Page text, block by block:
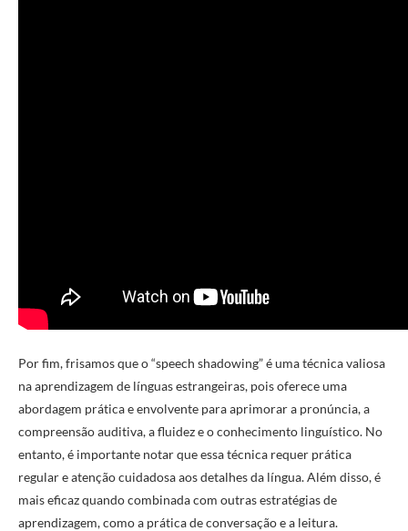
Por fim, frisamos que o “speech shadowing” é uma técnica valiosa
na aprendizagem de línguas estrangeiras, pois oferece uma
abordagem prática e envolvente para aprimorar a pronúncia, a
compreensão auditiva, a fluidez e o conhecimento linguístico. No
entanto, é importante notar que essa técnica requer prática
regular e atenção cuidadosa aos detalhes da língua. Além disso, é
mais eficaz quando combinada com outras estratégias de
aprendizagem, como a prática de conversação e a leitura.